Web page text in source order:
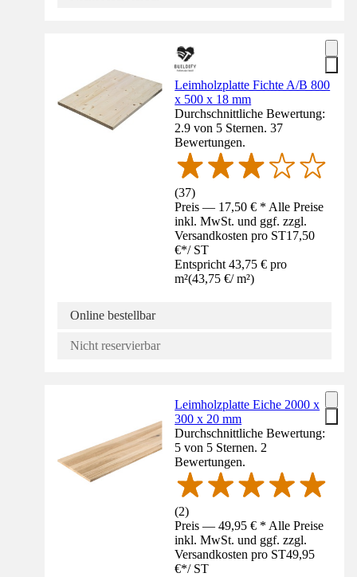
Leimholzplatte Fichte A/B 800
x 500 x 18 mm
Durchschnittliche Bewertung:
2.9 von 5 Sternen. 37
Bewertungen.
(37)
Preis — 17,50 € * Alle Preise
inkl. MwSt. und ggf. zzgl.
Versandkosten pro ST17,50
€*/ ST
Entspricht 43,75 € pro
m²(43,75 €/ m²)
Online bestellbar
Nicht reservierbar
Leimholzplatte Eiche 2000 x
300 x 20 mm
Durchschnittliche Bewertung:
5 von 5 Sternen. 2
Bewertungen.
(2)
Preis — 49,95 € * Alle Preise
inkl. MwSt. und ggf. zzgl.
Versandkosten pro ST49,95
€*/ ST